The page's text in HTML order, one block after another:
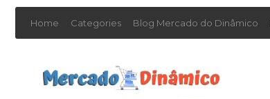
Home Categories Blog Mercado do Dinâmico